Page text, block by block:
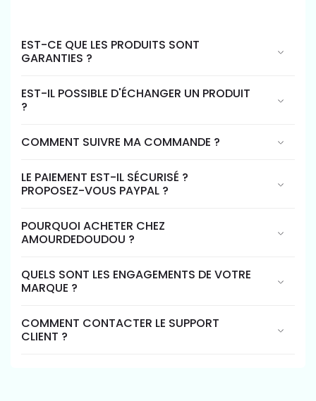
EST-CE QUE LES PRODUITS SONT
GARANTIES ?
EST-IL POSSIBLE D'ÉCHANGER UN PRODUIT
?
COMMENT SUIVRE MA COMMANDE ?
LE PAIEMENT EST-IL SÉCURISÉ ?
PROPOSEZ-VOUS PAYPAL ?
POURQUOI ACHETER CHEZ
AMOURDEDOUDOU ?
QUELS SONT LES ENGAGEMENTS DE VOTRE
MARQUE ?
COMMENT CONTACTER LE SUPPORT
CLIENT ?